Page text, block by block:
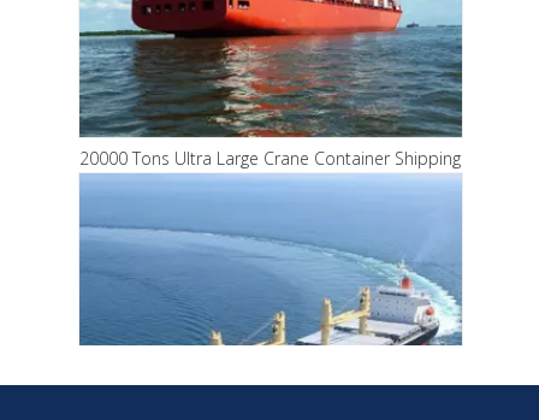
20000 Tons Ultra Large Crane Container Shipping